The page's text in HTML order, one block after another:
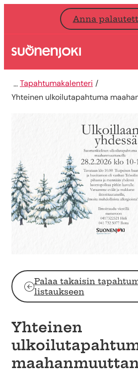
Siirry sisältöön
Anna
Etusivu
Tapahtumakalenteri
Yhteinen ulkoilutapahtuma
Palaa takaisin
listaukseen
Yhteinen